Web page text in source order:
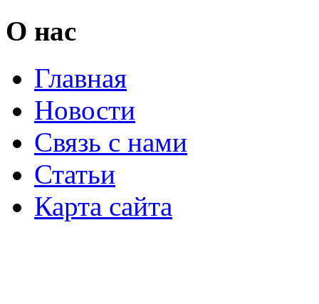
О нас
Главная
Новости
Связь с нами
Статьи
Карта сайта